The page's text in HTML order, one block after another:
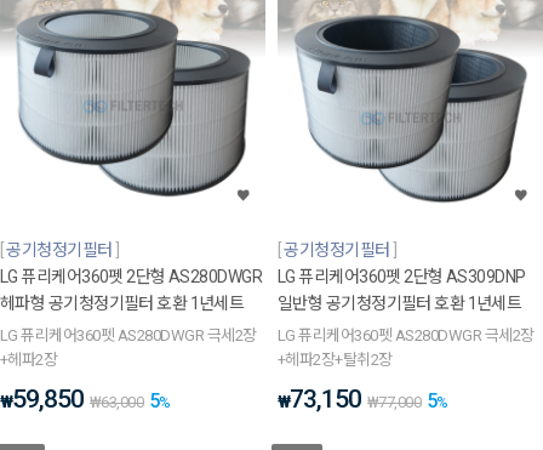
공기청정기필터
LG 퓨리케어360펫 2단형 AS280DWGR
헤파형 공기청정기필터 호환 1년세트
LG 퓨리케어360펫 AS280DWGR 극세2장
+헤파2장
₩59,850 ₩63,000 5%
공기청정기필터
LG 퓨리케어360펫 2단형 AS309DNP
일반형 공기청정기필터 호환 1년세트
LG 퓨리케어360펫 AS280DWGR 극세2장
+헤파2장+탈취2장
₩73,150 ₩77,000 5%